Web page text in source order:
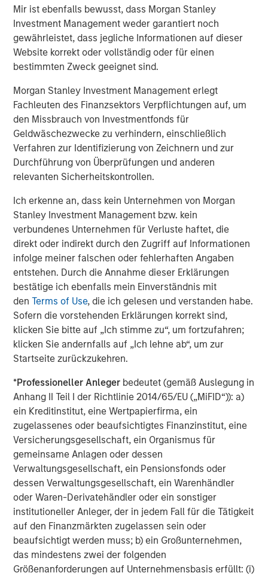
Mir ist ebenfalls bewusst, dass Morgan Stanley
Investment Management weder garantiert noch
gewährleistet, dass jegliche Informationen auf dieser
Website korrekt oder vollständig oder für einen
bestimmten Zweck geeignet sind.
Morgan Stanley Investment Management erlegt
Fachleuten des Finanzsektors Verpflichtungen auf, um
den Missbrauch von Investmentfonds für
Geldwäschezwecke zu verhindern, einschließlich
Verfahren zur Identifizierung von Zeichnern und zur
Durchführung von Überprüfungen und anderen
relevanten Sicherheitskontrollen.
Ich erkenne an, dass kein Unternehmen von Morgan
Stanley Investment Management bzw. kein
verbundenes Unternehmen für Verluste haftet, die
direkt oder indirekt durch den Zugriff auf Informationen
infolge meiner falschen oder fehlerhaften Angaben
entstehen. Durch die Annahme dieser Erklärungen
bestätige ich ebenfalls mein Einverständnis mit
denTerms of Use, die ich gelesen und verstanden habe.
Sofern die vorstehenden Erklärungen korrekt sind,
klicken Sie bitte auf „Ich stimme zu“, um fortzufahren;
klicken Sie andernfalls auf „Ich lehne ab“, um zur
Startseite zurückzukehren.
*Professioneller Anleger bedeutet (gemäß Auslegung in
Anhang II Teil I der Richtlinie 2014/65/EU („MiFID“)): a)
ein Kreditinstitut, eine Wertpapierfirma, ein
zugelassenes oder beaufsichtigtes Finanzinstitut, eine
Versicherungsgesellschaft, ein Organismus für
gemeinsame Anlagen oder dessen
Verwaltungsgesellschaft, ein Pensionsfonds oder
dessen Verwaltungsgesellschaft, ein Warenhändler
oder Waren-Derivatehändler oder ein sonstiger
institutioneller Anleger, der in jedem Fall für die Tätigkeit
auf den Finanzmärkten zugelassen sein oder
beaufsichtigt werden muss; b) ein Großunternehmen,
das mindestens zwei der folgenden
Größenanforderungen auf Unternehmensbasis erfüllt: (i)
subject to certain additional risks. In general,equities
securities’values also fluctuate in response to activities
specific to a company. Investments inforeign markets
entail special risks such as currency, political, economic,
market and liquidity risks. The risks of investing in
associated with investments in foreign developed
countries.Privately placed and restricted securitiesmay
be subject to resale restrictions as well as a lack of
publicly available information, which will increase their
illiquidity and could adversely affect the ability to value
and sell them (liquidity risk).Derivative instruments
disproportionately increase losses and have a significant
impact on performance. They also may be subject to
counterparty, liquidity, valuation, correlation and market
risks.Illiquid securitiesmay be more difficult to sell and
value than public traded securities (liquidity risk).Active
Management Risk. In pursuing the Portfolio’s investment
objective, the Adviser has considerable leeway in
deciding which investments to buy, hold or sell on a day-
to-day basis, and which trading strategies to use. The
success or failure of such decisions will affect
performance. To the extent the Portfolio invests a
substantial portion of its assets in the information
technology sector, the Portfolio may be particularly
as rapid changes in technology product cycles, product
obsolescence, government regulation, and competition,
and may fluctuate more than that of a portfolio that does
not invest significantly in companies in the technology
sector.
ESG Strategies that incorporate impact investing and/or
Environmental, Social and Governance (ESG)factors
could result in relative investment performance deviating
from other strategies or broad market benchmarks,
depending on whether such sectors or investments are in
or out of favor in the market. As a result, there is no
assurance ESG strategies could result in more favorable
investment performance.